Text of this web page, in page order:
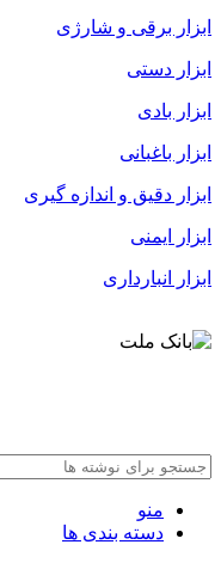
ابزار برقی و شارژی
ابزار دستی
ابزار بادی
ابزار باغبانی
ابزار دقیق و اندازه گیری
ابزار ایمنی
ابزار انبارداری
منو
دسته بندی ها